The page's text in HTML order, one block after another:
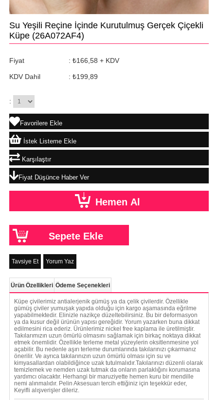
Su Yeşili Reçine İçinde Kurutulmuş Gerçek Çiçekli
Küpe (26A072AF4)
Fiyat : ₺166,58 + KDV
KDV Dahil : ₺199,89
:
Favorilere Ekle
İstek Listeme Ekle
Karşılaştır
Fiyat Düşünce Haber Ver
Tavsiye Et Yorum Yaz
Ürün Özellikleri Ödeme Seçenekleri
Küpe çivilerimiz antialerjenik gümüş ya da çelik çivilerdir. Özellikle
gümüş çiviler yumuşak yapıda olduğu için kargo aşamasında eğrilme
yapabilmektedir. Elinizle nazikçe düzeltebilirsiniz. Bu bir deformasyon
ya da kusur değil ürünün yapısı gereğidir. Yorum yazarken buna dikkat
edilmesini rica ederiz. Ürünlerimiz nickel free kaplama ile üretilmiştir.
Takılarımızın uzun ömürlü olmasını sağlamak için birkaç noktaya dikkat
etmek önemlidir. Özellikle terleme metal yüzeylerin oksitlenmesine yol
açabilir. Bu nedenle aşırı terleme durumlarında takılarınızı çıkarmanız
önerilir. Ve ayrıca takılarınızın uzun ömürlü olması için su ve
kimyasallardan olabildiğince uzak tutulmalıdır.Takılarınızı düzenli olarak
temizlemek ve nemden uzak tutmak da onların parlaklığını korumasına
yardımcı olacaktır. Herhangi bir maruziyette hemen kuru bir mendille
nemi alınmalıdır. Pelin Aksesuarı tercih ettiğiniz için teşekkür eder,
Keyifli alışverişler dileriz.